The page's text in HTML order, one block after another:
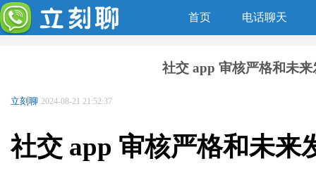
首页 电话聊天
社交 app 审核严格和未
立刻聊 2024-08-21 21:52:37
社交 app 审核严格和未来